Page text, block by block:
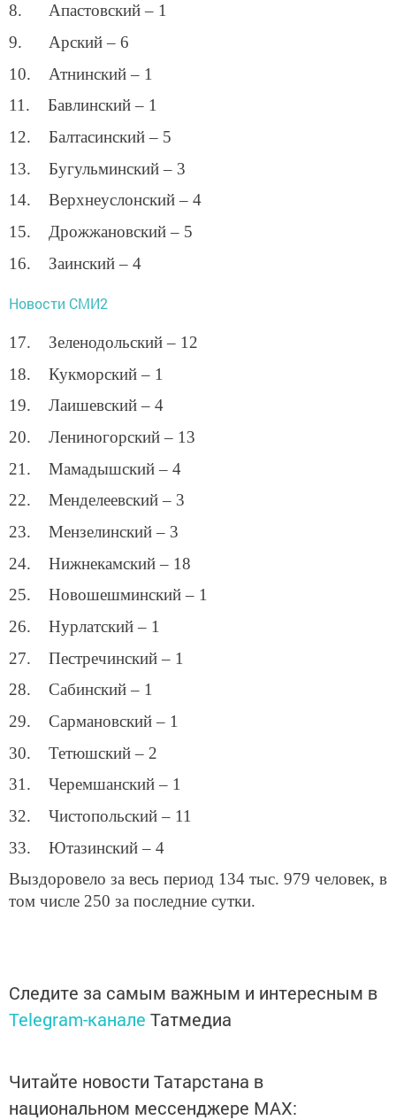
8. Апастовский – 1
9. Арский – 6
10. Атнинский – 1
11. Бавлинский – 1
12. Балтасинский – 5
13. Бугульминский – 3
14. Верхнеуслонский – 4
15. Дрожжановский – 5
16. Заинский – 4
Новости СМИ2
17. Зеленодольский – 12
18. Кукморский – 1
19. Лаишевский – 4
20. Лениногорский – 13
21. Мамадышский – 4
22. Менделеевский – 3
23. Мензелинский – 3
24. Нижнекамский – 18
25. Новошешминский – 1
26. Нурлатский – 1
27. Пестречинский – 1
28. Сабинский – 1
29. Сармановский – 1
30. Тетюшский – 2
31. Черемшанский – 1
32. Чистопольский – 11
33. Ютазинский – 4
Выздоровело за весь период 134 тыс. 979 человек, в
том числе 250 за последние сутки.
Следите за самым важным и интересным в
Telegram-канале Татмедиа
Читайте новости Татарстана в
национальном мессенджере MАХ: